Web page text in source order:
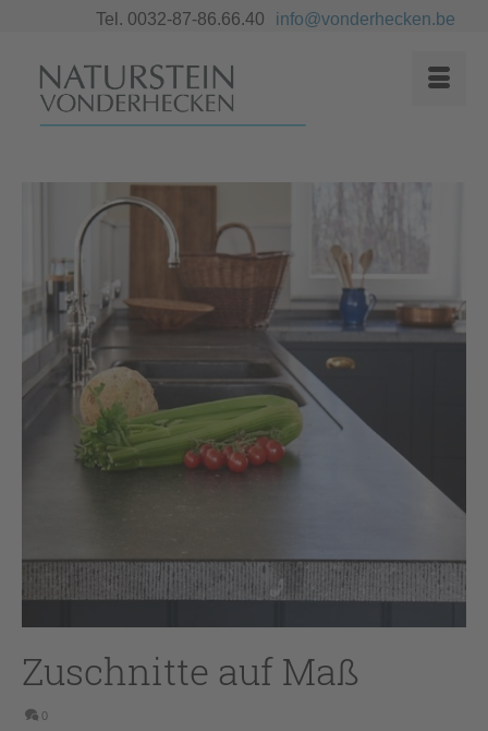
Tel. 0032-87-86.66.40 info@vonderhecken.be
Zuschnitte auf Maß
0